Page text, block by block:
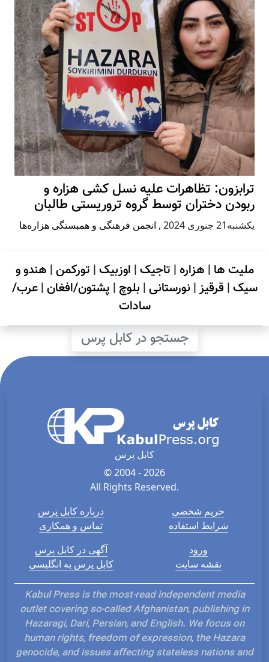
ترابزون: تظاهرات علیه نسل کشی هزاره و
ربودن دختران توسط گروه تروریستی طالبان
يكشنبه21 جنوری 2024 , انجمن فرهنگی و همبستگی هزاره‌ها
ملیت ها | هزاره| تاجیک| اوزبیک| تورکمن| هندو و
سیک| قرقیز| نورستانی| بلوچ | پشتون/افغان|عرب/
سادات
جستجو در کابل پرس
کابل پرس
© 2004 - 2026
All Rights Reserved.
درباره کابل پرس
تماس و همکاری
حریم شخصی
شرایط استفاده
آگهی در کابل پرس
کابل پرس به انگلیسی
ورود
نقشه سایت
Kabul Press is the most-read independent media
outlet covering so-called Afghanistan, publishing in
Hazaragi, Dari, Persian, and English. We focus on
human rights, freedom of expression, the Hazara
genocide, and issues affecting stateless nations and